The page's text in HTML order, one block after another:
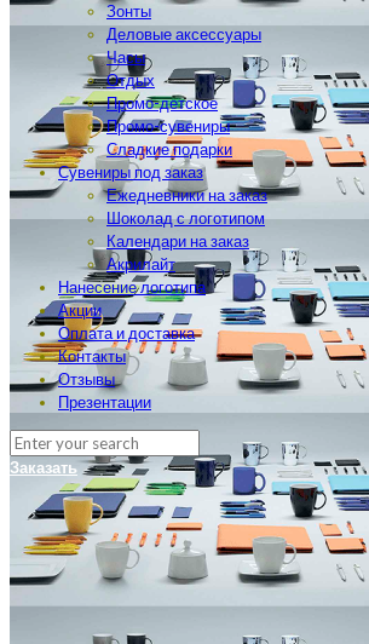
Зонты
Деловые аксессуары
Часы
Отдых
Промо-детское
Промо-сувениры
Сладкие подарки
Сувениры под заказ
Ежедневники на заказ
Шоколад с логотипом
Календари на заказ
Акрилайт
Нанесение логотипа
Акции
Оплата и доставка
Контакты
Отзывы
Презентации
Заказать